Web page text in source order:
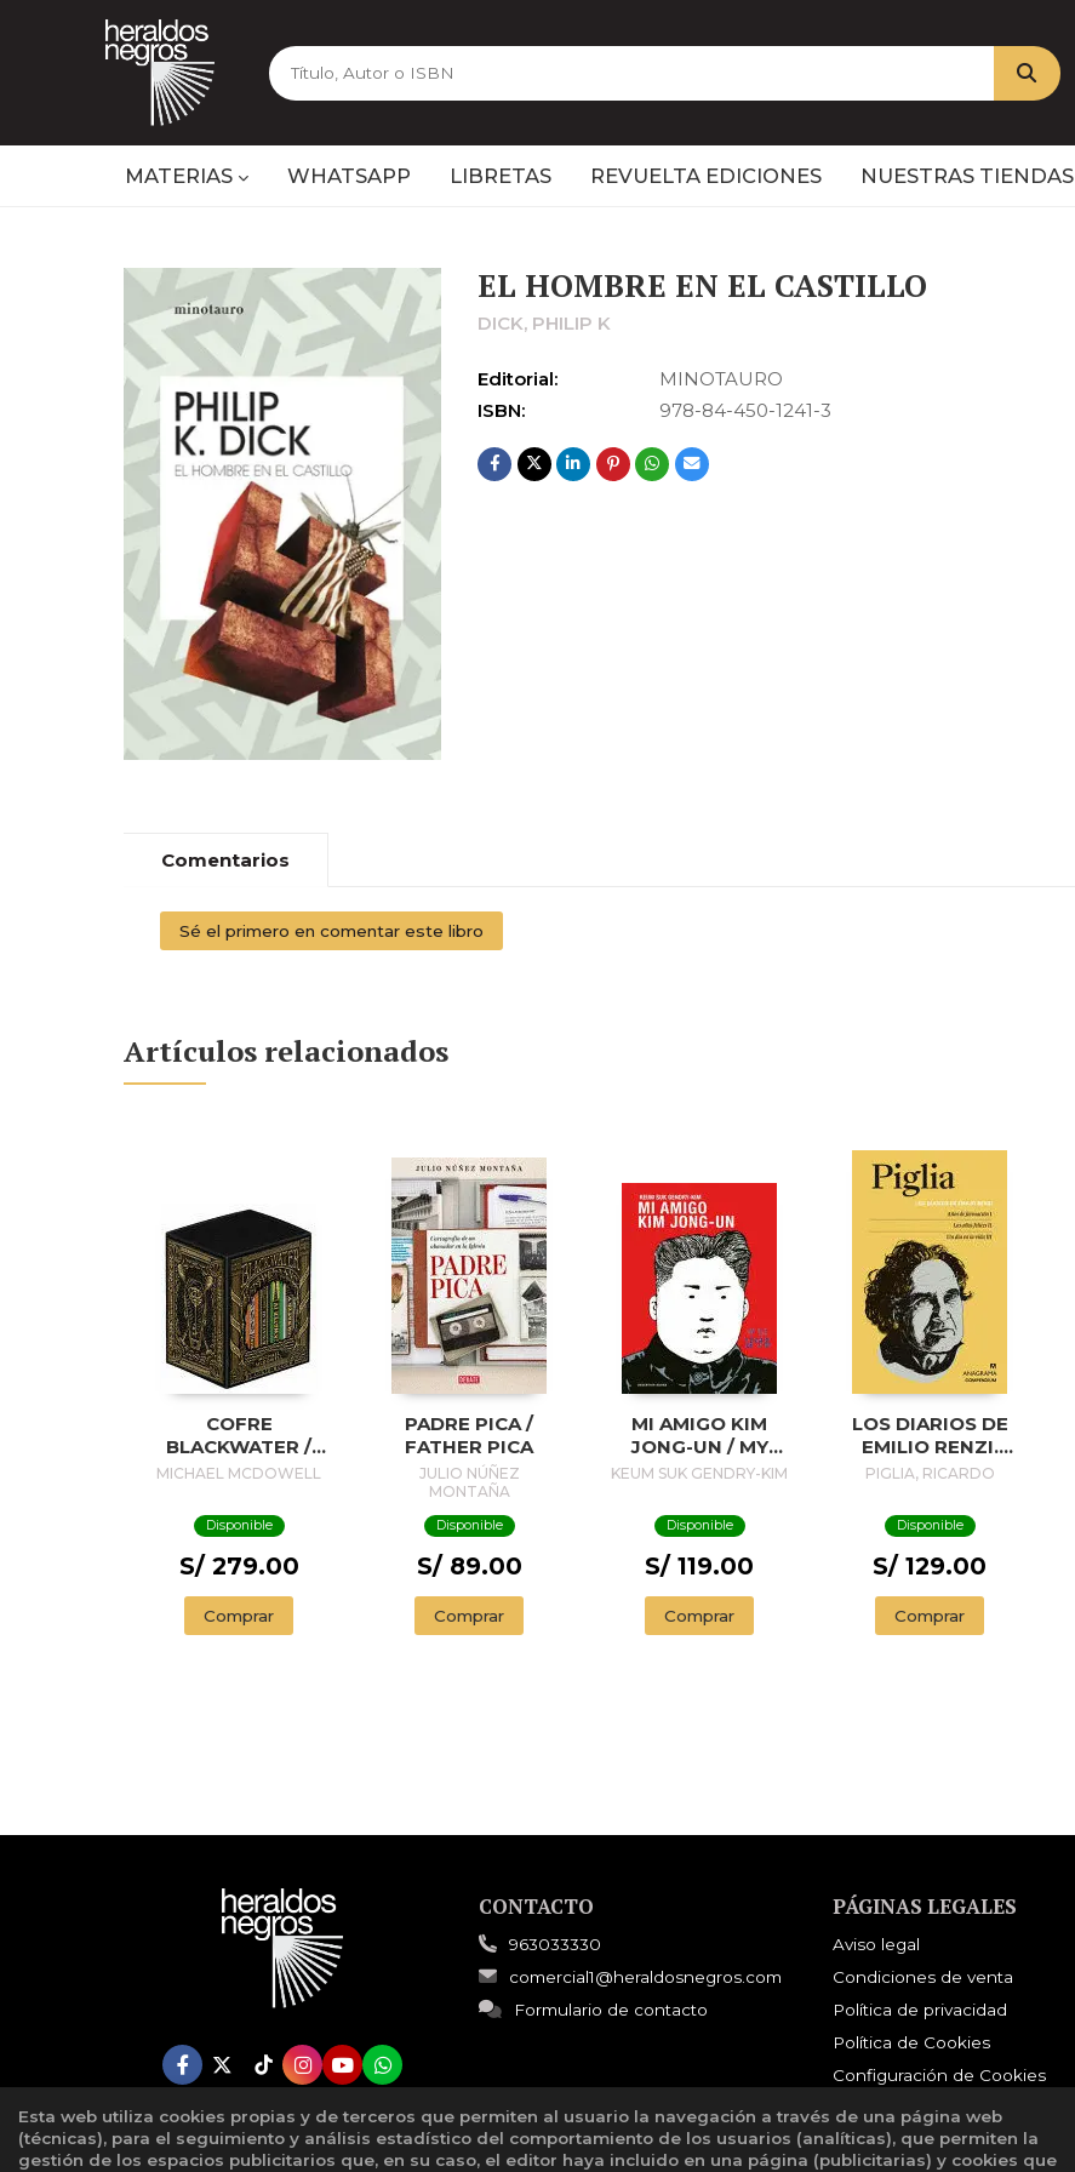
MATERIAS WHATSAPP LIBRETAS REVUELTA EDICIONES NUESTRAS TIENDAS
EL HOMBRE EN EL CASTILLO
DICK, PHILIP K
Editorial:
MINOTAURO
ISBN:
978-84-450-1241-3
Comentarios
Sé el primero en comentar este libro
Artículos relacionados
COFRE
BLACKWATER /
BLACKWATER
MICHAEL MCDOWELL
Disponible
S/ 279.00
Comprar
PADRE PICA /
FATHER PICA
JULIO NÚÑEZ
MONTAÑA
Disponible
S/ 89.00
Comprar
MI AMIGO KIM
JONG-UN / MY
FRIEND KIM JONG-
KEUM SUK GENDRY-KIM
Disponible
S/ 119.00
Comprar
LOS DIARIOS DE
EMILIO RENZI.
AÑOS DE
AÑOS FELICES II;
UN DIA EN LA VIDA
III
PIGLIA, RICARDO
Disponible
S/ 129.00
Comprar
CONTACTO
963033330
comercial1@heraldosnegros.com
Formulario de contacto
PÁGINAS LEGALES
Aviso legal
Condiciones de venta
Política de privacidad
Política de Cookies
Configuración de Cookies
Esta web utiliza cookies propias y de terceros que permiten al usuario la navegación a través de una página web
(técnicas), para el seguimiento y análisis estadístico del comportamiento de los usuarios (analíticas), que permiten la
gestión de los espacios publicitarios que, en su caso, el editor haya incluido en una página (publicitarias) y cookies que